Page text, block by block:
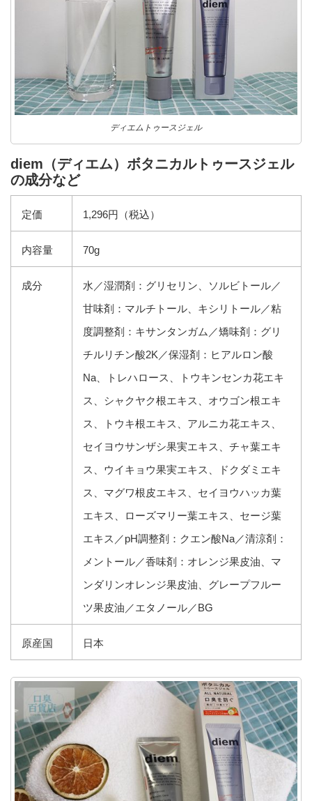
ディエムトゥースジェル
diem（ディエム）ボタニカルトゥースジェル
の成分など
定価 1,296円（税込）
内容量 70g
成分
水／湿潤剤：グリセリン、ソルビトール／
甘味剤：マルチトール、キシリトール／粘
度調整剤：キサンタンガム／矯味剤：グリ
チルリチン酸2K／保湿剤：ヒアルロン酸
Na、トレハロース、トウキンセンカ花エキ
ス、シャクヤク根エキス、オウゴン根エキ
ス、トウキ根エキス、アルニカ花エキス、
セイヨウサンザシ果実エキス、チャ葉エキ
ス、ウイキョウ果実エキス、ドクダミエキ
ス、マグワ根皮エキス、セイヨウハッカ葉
エキス、ローズマリー葉エキス、セージ葉
エキス／pH調整剤：クエン酸Na／清涼剤：
メントール／香味剤：オレンジ果皮油、マ
ンダリンオレンジ果皮油、グレープフルー
ツ果皮油／エタノール／BG
原産国 日本